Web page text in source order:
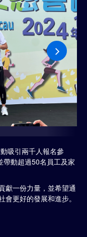
吸引兩千人報名參
帶動超過50名員工及家
獻一份力量，並希望通
更好的發展和進步。